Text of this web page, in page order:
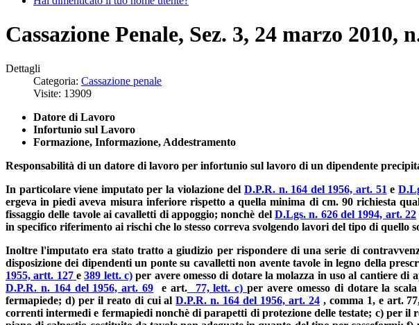
Cassazione Penale, Sez. 3, 24 marzo
Dettagli
Categoria: Cassazione penale
Visite: 13909
Datore di Lavoro
Infortunio sul Lavoro
Formazione, Informazione, Addestramento
Responsabilità di un datore di lavoro per infortunio sul lavoro di un dipendente
In particolare viene imputato per la violazione del D.P.R. n. 164 del 1956, art. 51 e
ergeva in piedi aveva misura inferiore rispetto a quella minima di cm. 90 richiesta
fissaggio delle tavole ai cavalletti di appoggio; nonchè delD.Lgs. n. 626 del 1994, art. 22
in specifico riferimento ai rischi che lo stesso correva svolgendo lavori del tipo di quello
Inoltre l'imputato era stato tratto a giudizio per rispondere di una serie di
disposizione dei dipendenti un ponte su cavalletti non avente tavole in legno della
1955, artt. 127 e389 lett. c) per avere omesso di dotare la molazza in uso al cantiere
D.P.R. n. 164 del 1956, art. 69 e art. 77, lett. c)per avere omesso di dotare la
fermapiede; d) per il reato di cui alD.P.R. n. 164 del 1956, art. 24, comma 1, e art.
correnti intermedi e fermapiedi nonchè di parapetti di protezione delle testate; c) per il